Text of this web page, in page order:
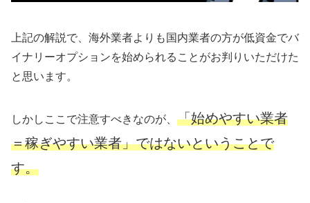
上記の解説で、海外業者よりも国内業者の方が低資金でバ
イナリーオプションを始められることがお判りいただけた
と思います。
しかしここで注意すべきなのが、 「始めやすい業者
＝稼ぎやすい業者」ではないということで
す。